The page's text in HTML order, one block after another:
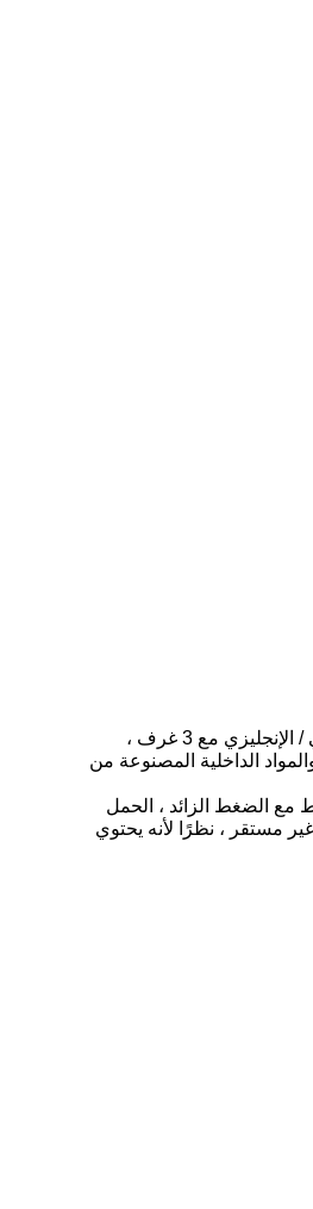
2) تم تصنيع وحدة التحكم في درجة حرارة الكمبيوتر المصغر الملون في اليابان والتي يمكنها عرض الهيكل الرأسي الصيني / الإنجليزي مع 3 غرف ،
الداخلية المصنوعة من
مع الضغط الزائد ، الحمل
مستقر ، نظرًا لأنه يحتوي